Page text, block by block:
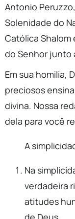
Antonio
Solenidade do
Católica Shalom
do Senhor junto
Em sua homilia,
preciosos
divina. Nossa
dela para você
A
Na
verdadeira
atitudes